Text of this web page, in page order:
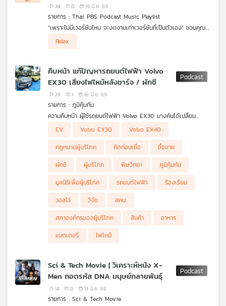
44 0 19 มิ.ย. 69
รายการ : Thai PBS Podcast Music Playlist
"เพราะไม่มีเวอร์ชันไหน จะงดงามเท่าเวอร์ชันที่เป็นตัวเอง" ชวนคุณ
แห่งความมั่นใจและเพลงฮิตติดหูระดับตัวแม่ รวบรวมพลังความหลาก
Relax
คืบหน้า แก้ปัญหารถยนต์ไฟฟ้า Volvo
EX30 เสี่ยงไฟไหม้หลังชาร์จ / ผักชี
28 1 16 มิ.ย. 69
รายการ : ภูมิคุ้มกัน
ความคืบหน้า ผู้ใช้รถยนต์ไฟฟ้า Volvo EX30 บางคันได้เปลี่ยน
ทั้งแพ็คหรือไม่ ตอนนี้ชาร์จได้ 100% หรือยัง
เราจะสอบถามกับ คุณต๊อบ อธิวัฒน์ ผู้ใช้รถ
และในส่วนของสำนักงานคณะกรรมการคุ้มครองผู้บริโภค (สคบ.) ที่รับ
เรื่องร้องเรียนและช่วยเหลือ ยังมีผู้ใช้รถมีปัญหาร้องเรียนอะไรเพิ่ม
เติมหรือไม่
ข่าวล่าสุดที่มีรถยนต์ไฟฟ้า Volvo XC40 เกิดไฟไหม้หลังเจ้าของรถ
นำไปชาร์จที่สถานีชาร์จ แล้วนำมาจอดหน้าบ้าน เมื่อวันที่ 14 มิ.ย.69
มิ.ย. นี้
องค์กรผู้บริโภค ตรวจสอบแบตเตอรี่ยานยนต์ไฟฟ้า จะดำเนินการ
บริโภค 2 (สคบ.)
.
คิดก่อนเชื่อ กับ ดร.แก้ว กังสดาลอำไพ นักพิษวิทยา กับ ชนาธิป
ไพรพงค์
ตอน ผักชี
EV Volvo EX30
Volvo EX40
กฎหมายผู้บริโภค
คิดก่อนเชื่อ
ซื้อขาย
ผักชี
ผู้บริโภค พิษวิทยา
ภูมิคุ้มกัน
มูลนิธิเพื่อผู้บริโภค
รถยนต์ไฟฟ้า
ร้องเรียน
วอลโว่
วิจัย
สคบ.
สภาองค์กรของผู้บริโภค
สินค้า
อาหาร
แบตเตอรี่
ไฟไหม้
Sci & Tech Movie | วิเคราะห์หนัง X-
Men ถอดรหัส DNA มนุษย์กลายพันธุ์
14 0 13 มิ.ย. 69
รายการ : Sci & Tech Movie